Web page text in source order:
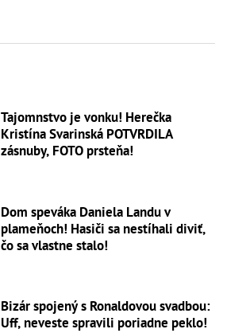
Tajomnstvo je vonku! Herečka
Kristína Svarinská POTVRDILA
zásnuby, FOTO prsteňa!
Dom speváka Daniela Landu v
plameňoch! Hasiči sa nestíhali diviť,
čo sa vlastne stalo!
Bizár spojený s Ronaldovou svadbou:
Uff, neveste spravili poriadne peklo!